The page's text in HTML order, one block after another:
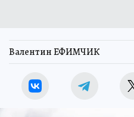
Валентин ЕФИМЧИК